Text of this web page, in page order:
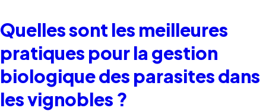
Quelles sont les meilleures
pratiques pour la gestion
biologique des parasites dans
les vignobles ?